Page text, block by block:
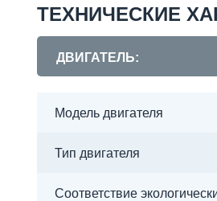
ТЕХНИЧЕСКИЕ
ДВИГАТЕЛЬ:
Модель двигателя
Тип двигателя
Соответствие